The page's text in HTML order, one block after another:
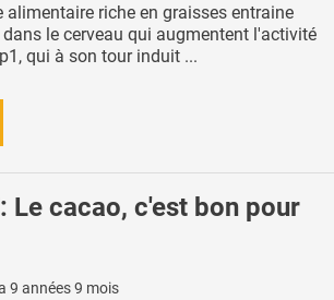
alimentaire riche en graisses entraine
le cerveau qui augmentent l'activité
qui à son tour induit ...
Le cacao, c'est bon pour
9 années 9 mois